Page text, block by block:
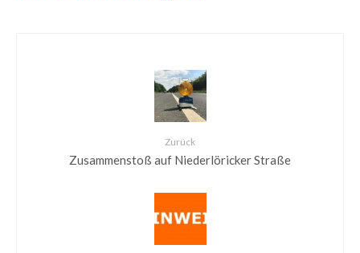
Zurück
Zusammenstoß auf Niederlöricker Straße